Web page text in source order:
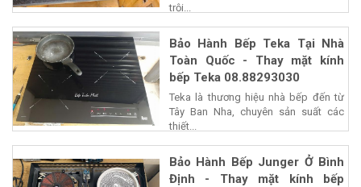
trội...
Bảo Hành Bếp Teka Tại Nhà
Toàn Quốc - Thay mặt kính
bếp Teka 08.88293030
Teka là thương hiệu nhà bếp đến từ
Tây Ban Nha, chuyên sản suất các
thiết...
Bảo Hành Bếp Junger Ở Bình
Định - Thay mặt kính bếp